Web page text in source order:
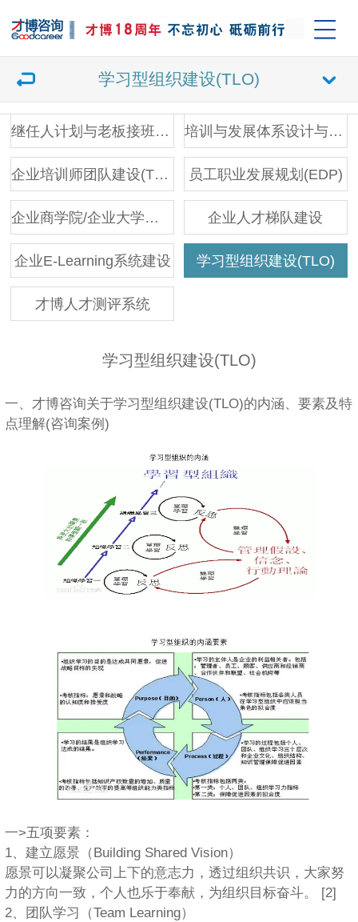
学习型组织建设(TLO)
继任人计划与老板接班人培育 培训与发展体系设计与落地辅导
企业培训师团队建设(TTT) 员工职业发展规划(EDP)
企业商学院/企业大学建设 企业人才梯队建设
企业E-Learning系统建设 学习型组织建设(TLO)
才博人才测评系统
学习型组织建设(TLO)
一、才博咨询关于学习型组织建设(TLO)的内涵、要素及特
点理解(咨询案例)
一>五项要素：
1、建立愿景（Building Shared Vision）
愿景可以凝聚公司上下的意志力，透过组织共识，大家努
力的方向一致，个人也乐于奉献，为组织目标奋斗。 [2]
2、团队学习（Team Learning）